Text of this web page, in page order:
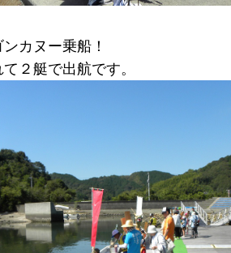
カヌー乗船！
２艇で出航です。